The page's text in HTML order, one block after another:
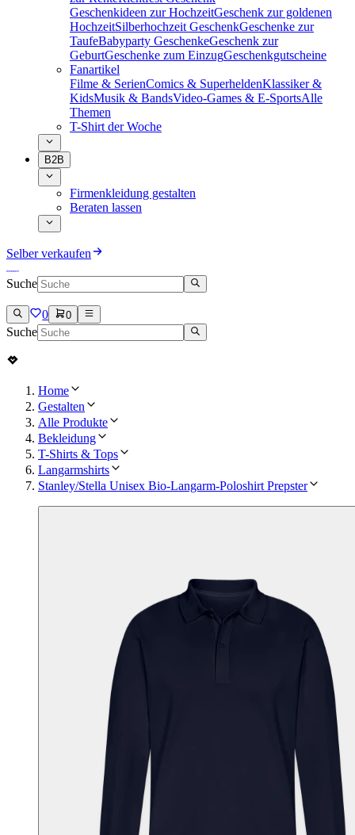
Geschenkideen zur HochzeitGeschenk zur goldenen
HochzeitSilberhochzeit GeschenkGeschenke zur
TaufeBabyparty GeschenkeGeschenk zur
GeburtGeschenke zum EinzugGeschenkgutscheine
Fanartikel
Filme & SerienComics & SuperheldenKlassiker &
KidsMusik & BandsVideo-Games & E-SportsAlle
Themen
T-Shirt der Woche
B2B
Firmenkleidung gestalten
Beraten lassen
Selber verkaufen
Suche
0 0
Suche
Home
Gestalten
Alle Produkte
Bekleidung
T-Shirts & Tops
Langarmshirts
Stanley/Stella Unisex Bio-Langarm-Poloshirt Prepster